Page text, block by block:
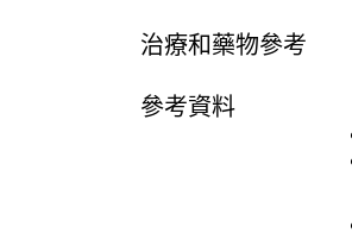
治療和藥物參考
參考資料